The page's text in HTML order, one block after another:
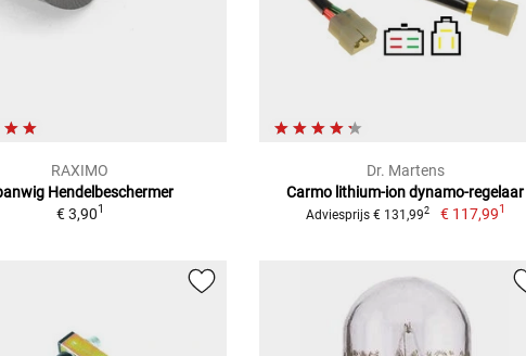
RAXIMO
Hendelbeschermer
€ 3,901
Dr. Martens
Carmo lithium-ion dynamo-regelaar
Adviesprijs € 131,992 € 117,991